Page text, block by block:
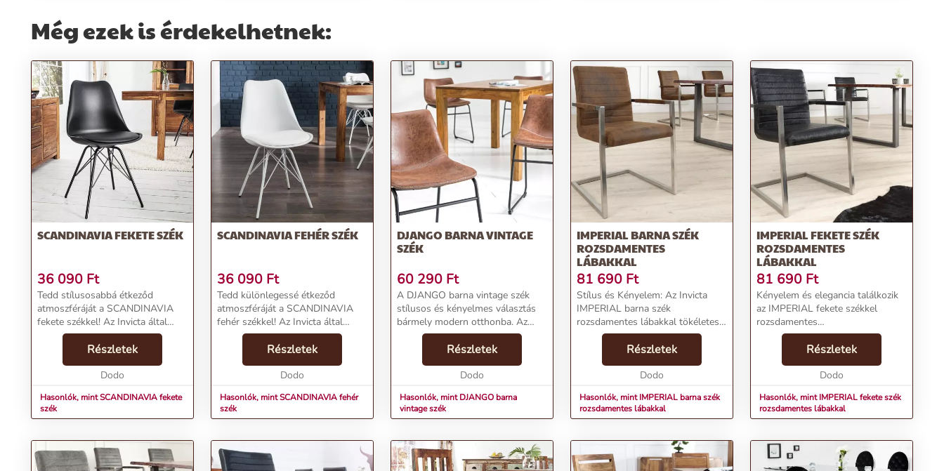
Még ezek is érdekelhetnek:
SCANDINAVIA FEKETE SZÉK
36 090 Ft
Tedd stílusosabbá étkeződ
atmoszféráját a SCANDINAVIA
fekete székkel! Az Invicta által
kínált modern klasszikus a 50-es
évek Eames DSW étkezőszékeiből
merít inspirációt, így nem csupán
egy szék, hanem...
Részletek
Dodo
Hasonlók, mint SCANDINAVIA fekete
szék
SCANDINAVIA FEHÉR SZÉK
36 090 Ft
Tedd különlegessé étkeződ
atmoszféráját a SCANDINAVIA
fehér székkel! Az Invicta által
kínált modern klasszikus a 50-es
évek Eames DSW étkezőszékeiből
inspirálódva alkotott ikonikus
darab. Kényelmes és...
Részletek
Dodo
Hasonlók, mint SCANDINAVIA fehér
szék
DJANGO BARNA VINTAGE
SZÉK
60 290 Ft
A DJANGO barna vintage szék
stílusos és kényelmes választás
bármely modern otthonba. Az
étkezőszék kiemelkedő
tulajdonságai és
előnyei:Termékjellemzők:Név:
DJANGO barna vintage székÁr:
Részletek
Dodo
Hasonlók, mint DJANGO barna
vintage szék
IMPERIAL BARNA SZÉK
ROZSDAMENTES
LÁBAKKAL
81 690 Ft
Stílus és Kényelem: Az Invicta
IMPERIAL barna szék
rozsdamentes lábakkal tökéletes
kombinációja az eleganciának és a
kényelemnek, ideális választás
étkezőkbe és irodákba
egyaránt.Termékjellemzők:Név: ...
Részletek
Dodo
Hasonlók, mint IMPERIAL barna szék
rozsdamentes lábakkal
IMPERIAL FEKETE SZÉK
ROZSDAMENTES
LÁBAKKAL
81 690 Ft
Kényelem és elegancia találkozik
az IMPERIAL fekete székkel
rozsdamentes
lábakkal.Termékjellemzők:Név:
IMPERIAL fekete szék
rozsdamentes lábakkalÁr: 69890
FtMárka: InvictaKategória:
Részletek
Dodo
Hasonlók, mint IMPERIAL fekete szék
rozsdamentes lábakkal